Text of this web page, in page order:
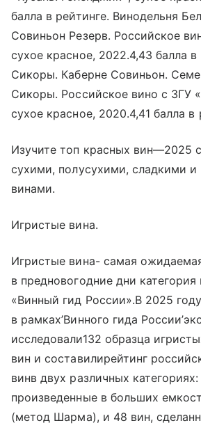
балла в рейтинге. Винодельня
Совиньон Резерв. Российское
сухое красное, 2022.4,43 балла в
Сикоры. Каберне Совиньон.
Сикоры. Российское вино с ЗГУ
сухое красное, 2020.4,41 балла в
Изучите топ красных вин—2025
сухими, полусухими, сладкими и
винами.
Игристые вина.
Игристые вина- самая
в предновогодние дни категория
«Винный гид России».В 2025 году
в рамках’Винного гида
исследовали132 образца
вин и составилирейтинг
винв двух различных
произведенные в больших
(метод Шарма), и 48 вин,